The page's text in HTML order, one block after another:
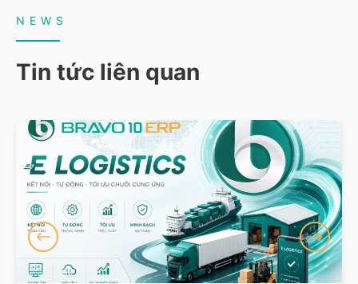
NEWS
Tin tức liên quan